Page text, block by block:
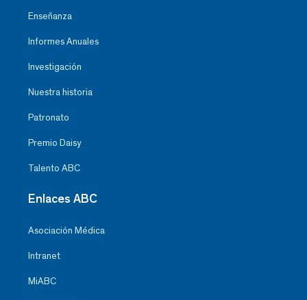
Enseñanza
Informes Anuales
Investigación
Nuestra historia
Patronato
Premio Daisy
Talento ABC
Enlaces ABC
Asociación Médica
Intranet
MiABC